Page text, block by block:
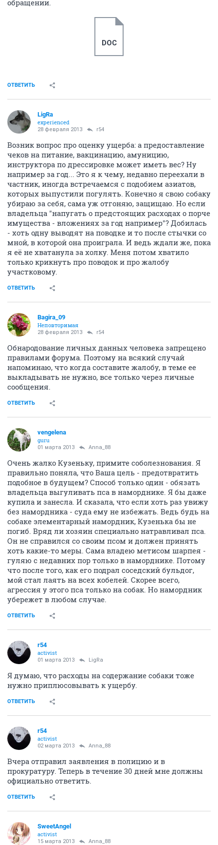
обращении.
DOC
ОТВЕТИТЬ
LigRa
experienced
28 февраля 2013 r54
Возник вопрос про оценку ущерба: а предоставление
чеков на питание, вакцинацию, амуницию,
инструктора по дрессировке может иметь вес? Ну
например за год... Это я к чему, недавно переехали в
частник, иногда встречаемся с подобием азиатов,
которых выпустили погулять. Конечно я свою собаку
убираю за себя, сама уж отгоняю, защищаю. Но если
владельца "напугать о предстоящих расходах о порче
имущества - вложениях за год например"? Добилась
- хоть одну выводят на поводке и то после стычки со
мной, в которой она проиграла. И ведь ждали же, пока
я её не хватанула за холку. Меня потом хватило
только крикнуть про поводок и про жалобу
участковому.
ОТВЕТИТЬ
Bagira_09
Неповторимая
28 февраля 2013 r54
Обнародование личных данных человека запрещено
правилами форума. Поэтому на всякий случай
напоминаю, что когда составите жалобу, в теме ее
выкладывать не нужно, все только через личные
сообщения.
ОТВЕТИТЬ
vengelena
guru
01 марта 2013 Anna_88
Очень жалко Кузеньку, примите соболезнования. Я
правильно поняла, что Ваша цель - предотвратить
подобное в будущем? Способ только один - обязать
владельца выгуливать пса в наморднике. Я бы даже
купила и занесла. И сказала, что если хоть раз увижу
без намордника - суда ему не избежать. Ведь будь на
собаке элементарный намордник, Кузенька бы не
погиб. Вряд ли хозяин специально натравливал пса.
Он не справился со своим псом и должен принять
хоть какие-то меры. Сама владею метисом шарпея -
гуляю с недавних пор только в наморднике. Потому
что после того, как его подрал соседский бульдог,
мой стал лаять на всех кобелей. Скорее всего,
агрессия у этого пса только на собак. Но намордник
убережет в любом случае.
ОТВЕТИТЬ
r54
activist
01 марта 2013 LigRa
Я думаю, что расходы на содержание собаки тоже
нужно приплюсовывать к ущербу.
ОТВЕТИТЬ
r54
activist
02 марта 2013 Anna_88
Вчера отправил заявления в полицию и в
прокуратуру. Теперь в течение 30 дней мне должны
официально ответить.
ОТВЕТИТЬ
SweetAngel
activist
15 марта 2013 Anna_88